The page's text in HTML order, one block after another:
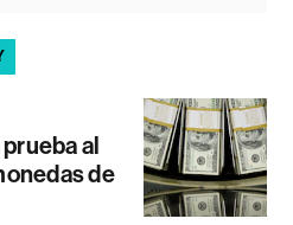
al
de